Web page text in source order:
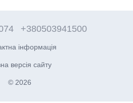
+380503941500
інформація
версія сайту
© 2026